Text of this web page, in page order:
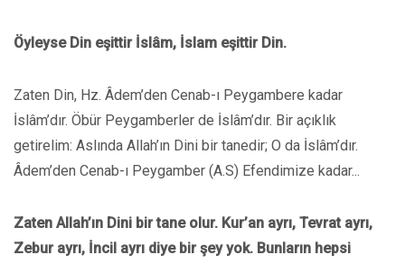
Öyleyse Din eşittir İslâm, İslam eşittir Din.
Zaten Din, Hz. Âdem’den Cenab-ı Peygambere kadar
İslâm’dır. Öbür Peygamberler de İslâm’dır. Bir açıklık
getirelim: Aslında Allah’ın Dini bir tanedir; O da İslâm’dır.
Âdem’den Cenab-ı Peygamber (A.S) Efendimize kadar...
Zaten Allah’ın Dini bir tane olur. Kur’an ayrı, Tevrat ayrı,
Zebur ayrı, İncil ayrı diye bir şey yok. Bunların hepsi